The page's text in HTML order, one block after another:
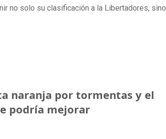
no solo su clasificación a la Libertadores, sino
naranja por tormentas y el
podría mejorar